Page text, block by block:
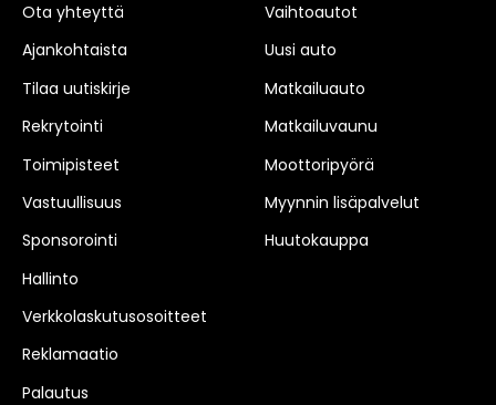
Ota yhteyttä
Ajankohtaista
Tilaa uutiskirje
Rekrytointi
Toimipisteet
Vastuullisuus
Sponsorointi
Hallinto
Verkkolaskutusosoitteet
Reklamaatio
Palautus
Vaihtoautot
Uusi auto
Matkailuauto
Matkailuvaunu
Moottoripyörä
Myynnin lisäpalvelut
Huutokauppa